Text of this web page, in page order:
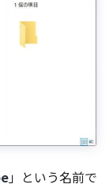
」という名前で